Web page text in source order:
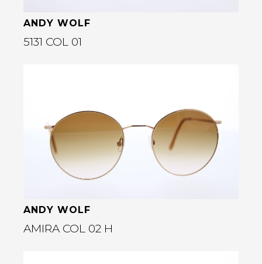
ANDY WOLF
5131 COL 01
ANDY WOLF
AMIRA COL 02 H